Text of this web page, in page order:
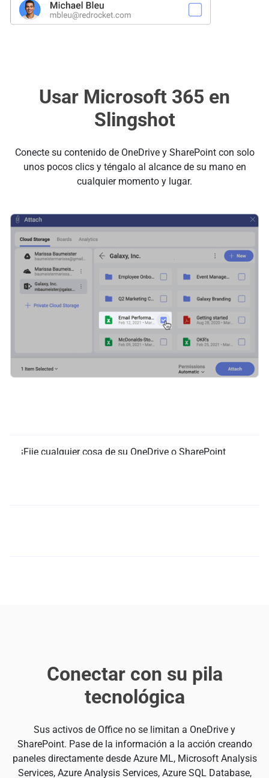
Usar Microsoft 365 en
Slingshot
Conecte su contenido de OneDrive y SharePoint con solo
unos pocos clics y téngalo al alcance de su mano en
cualquier momento y lugar.
¡Fije cualquier cosa de su OneDrive o SharePoint
Conectar con su pila
tecnológica
Sus activos de Office no se limitan a OneDrive y
SharePoint. Pase de la información a la acción creando
paneles directamente desde Azure ML, Microsoft Analysis
Services, Azure Analysis Services, Azure SQL Database,